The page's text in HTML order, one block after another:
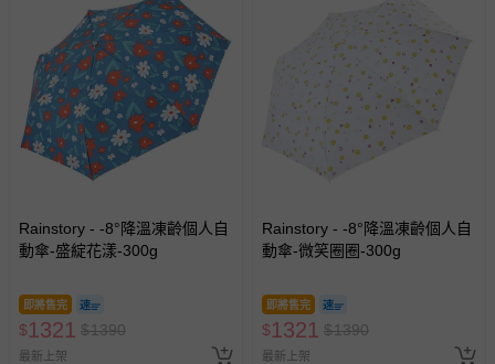
Rainstory - -8°降溫凍齡個人自
動傘-盛綻花漾-300g
即將售完
$1321 $1390
最新上架
Rainstory - -8°降溫凍齡個人自
動傘-微笑圈圈-300g
即將售完
$1321 $1390
最新上架